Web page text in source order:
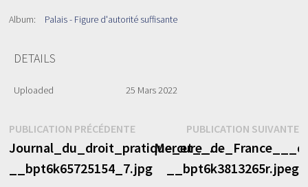
Album: Palais - Figure d'autorité suffisante
DETAILS
Uploaded 25 Mars 2022
Navigation
de
l’article
PUBLICATION PRÉCÉDENTEPublication
précédente :
Journal_du_droit_pratique_et__…
__bpt6k65725154_7.jpg
PUBLICATION SUIVANTE
__bpt6k3813265r.jpeg